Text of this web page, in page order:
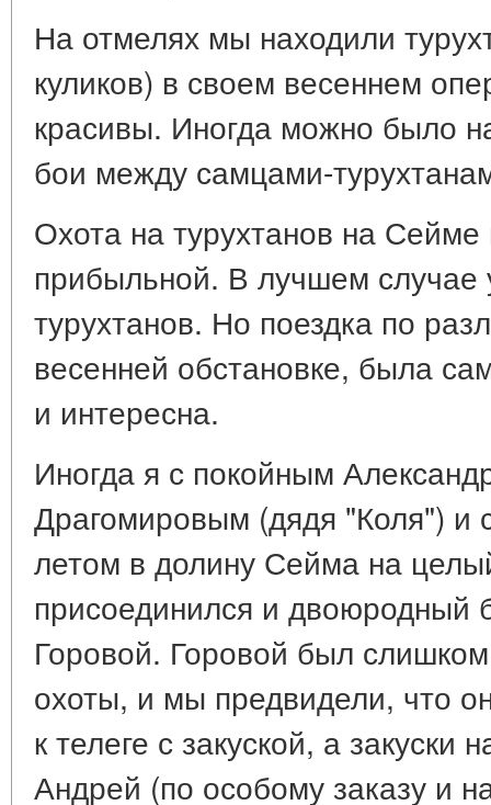
На отмелях мы находили
куликов) в своем весеннем
красивы. Иногда можно было
бои между самцами-
Охота на турухтанов на
прибыльной. В лучшем случае
турухтанов. Но поездка по
весенней обстановке, была
и интересна.
Иногда я с покойным
Драгомировым (дядя "Коля") и
летом в долину Сейма на
присоединился и двоюродный
Горовой. Горовой был
охоты, и мы предвидели, что
к телеге с закуской, а закуски
Андрей (по особому заказу и